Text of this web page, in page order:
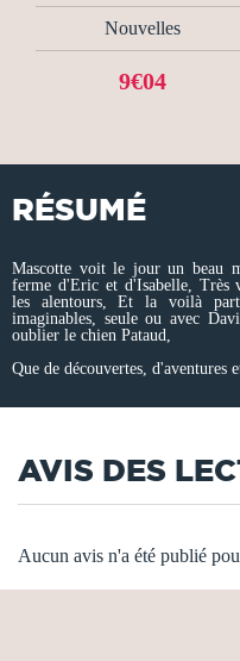
Nouvelles
9€04
RÉSUMÉ
Mascotte voit le jour un beau
ferme d'Eric et d'Isabelle, Très
les alentours, Et la voilà
imaginables, seule ou avec
oublier le chien Pataud,
Que de découvertes, d'aventures
AVIS DES
Aucun avis n'a été publié